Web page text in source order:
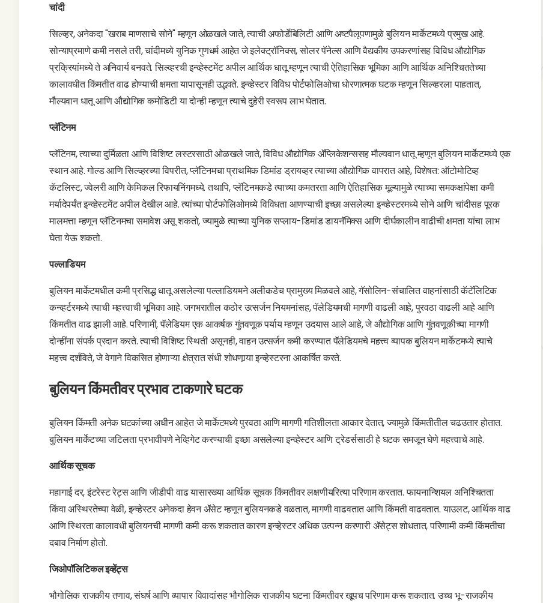
चांदी
सिल्व्हर, अनेकदा "खराब माणसाचे सोने" म्हणून ओळखले जाते, त्याची अफोर्डेबिलिटी आणि अष्टपैलूपणामुळे बुलियन मार्केटमध्ये प्रमुख आहे.
सोन्याप्रमाणे कमी नसले तरी, चांदीमध्ये युनिक गुणधर्म आहेत जे इलेक्ट्रॉनिक्स, सोलर पॅनेल्स आणि वैद्यकीय उपकरणांसह विविध औद्योगिक
प्रक्रियांमध्ये ते अनिवार्य बनवते. सिल्व्हरची इन्व्हेस्टमेंट अपील आर्थिक धातू म्हणून त्याची ऐतिहासिक भूमिका आणि आर्थिक अनिश्चिततेच्या
कालावधीत किंमतीत वाढ होण्याची क्षमता यापासूनही उद्भवते. इन्व्हेस्टर विविध पोर्टफोलिओचा धोरणात्मक घटक म्हणून सिल्व्हरला पाहतात,
मौल्यवान धातू आणि औद्योगिक कमोडिटी या दोन्ही म्हणून त्याचे दुहेरी स्वरूप लाभ घेतात.
प्लॅटिनम
प्लॅटिनम, त्याच्या दुर्मिळता आणि विशिष्ट लस्टरसाठी ओळखले जाते, विविध औद्योगिक ॲप्लिकेशन्ससह मौल्यवान धातू म्हणून बुलियन मार्केटमध्ये एक
स्थान आहे. गोल्ड आणि सिल्व्हरच्या विपरीत, प्लॅटिनमचा प्राथमिक डिमांड ड्रायव्हर त्याच्या औद्योगिक वापरात आहे, विशेषत: ऑटोमोटिव्ह
कॅटलिस्ट, ज्वेलरी आणि केमिकल रिफायनिंगमध्ये. तथापि, प्लॅटिनमकडे त्याच्या कमतरता आणि ऐतिहासिक मूल्यामुळे त्याच्या समकक्षांपेक्षा कमी
मर्यादेपर्यंत इन्व्हेस्टमेंट अपील देखील आहे. त्यांच्या पोर्टफोलिओमध्ये विविधता आणण्याची इच्छा असलेल्या इन्व्हेस्टरमध्ये सोने आणि चांदीसह पूरक
मालमत्ता म्हणून प्लॅटिनमचा समावेश असू शकतो, ज्यामुळे त्याच्या युनिक सप्लाय-डिमांड डायनॅमिक्स आणि दीर्घकालीन वाढीची क्षमता यांचा लाभ
घेता येऊ शकतो.
पल्लाडियम
बुलियन मार्केटमधील कमी प्रसिद्ध धातू असलेल्या पल्लाडियमने अलीकडेच प्रामुख्य मिळवले आहे, गॅसोलिन-संचालित वाहनांसाठी कॅटॅलिटिक
कन्व्हर्टरमध्ये त्याची महत्त्वाची भूमिका आहे. जगभरातील कठोर उत्सर्जन नियमनांसह, पॅलेडियमची मागणी वाढली आहे, पुरवठा वाढली आहे आणि
किंमतीत वाढ झाली आहे. परिणामी, पॅलेडियम एक आकर्षक गुंतवणूक पर्याय म्हणून उदयास आले आहे, जे औद्योगिक आणि गुंतवणूकीच्या मागणी
दोन्हींना संपर्क प्रदान करते. त्याची विशिष्ट स्थिती असूनही, वाहन उत्सर्जन कमी करण्यात पॅलेडियमचे महत्त्व व्यापक बुलियन मार्केटमध्ये त्याचे
महत्त्व दर्शविते, जे वेगाने विकसित होणाऱ्या क्षेत्रात संधी शोधणार्‍या इन्व्हेस्टरना आकर्षित करते.
बुलियन किंमतीवर प्रभाव टाकणारे घटक
बुलियन किंमती अनेक घटकांच्या अधीन आहेत जे मार्केटमध्ये पुरवठा आणि मागणी गतिशीलता आकार देतात, ज्यामुळे किंमतीतील चढउतार होतात.
बुलियन मार्केटच्या जटिलता प्रभावीपणे नेव्हिगेट करण्याची इच्छा असलेल्या इन्व्हेस्टर आणि ट्रेडर्ससाठी हे घटक समजून घेणे महत्त्वाचे आहे.
आर्थिक सूचक
महागाई दर, इंटरेस्ट रेट्स आणि जीडीपी वाढ यासारख्या आर्थिक सूचक किंमतीवर लक्षणीयरित्या परिणाम करतात. फायनान्शियल अनिश्चितता
किंवा अस्थिरतेच्या वेळी, इन्व्हेस्टर अनेकदा हेवन ॲसेट म्हणून बुलियनकडे वळतात, मागणी वाढवतात आणि किंमती वाढवतात. याउलट, आर्थिक वाढ
आणि स्थिरता कालावधी बुलियनची मागणी कमी करू शकतात कारण इन्व्हेस्टर अधिक उत्पन्न करणारी ॲसेट्स शोधतात, परिणामी कमी किंमतीचा
दबाव निर्माण होतो.
जिओपॉलिटिकल इव्हेंट्स
भौगोलिक राजकीय तणाव, संघर्ष आणि व्यापार विवादांसह भौगोलिक राजकीय घटना किंमतीवर खूपच परिणाम करू शकतात. उच्च भू-राजकीय